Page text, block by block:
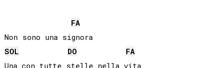
FA
Non sono una signora
SOL
DO
FA
Una con tutte stelle nella vita